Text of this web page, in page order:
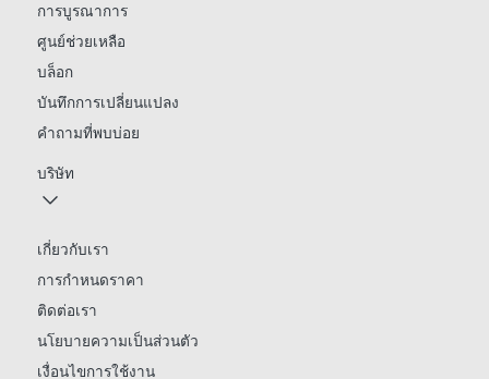
การบูรณาการ
ศูนย์ช่วยเหลือ
บล็อก
บันทึกการเปลี่ยนแปลง
คำถามที่พบบ่อย
บริษัท
เกี่ยวกับเรา
การกำหนดราคา
ติดต่อเรา
นโยบายความเป็นส่วนตัว
เงื่อนไขการใช้งาน